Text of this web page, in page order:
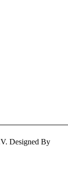
Designed By